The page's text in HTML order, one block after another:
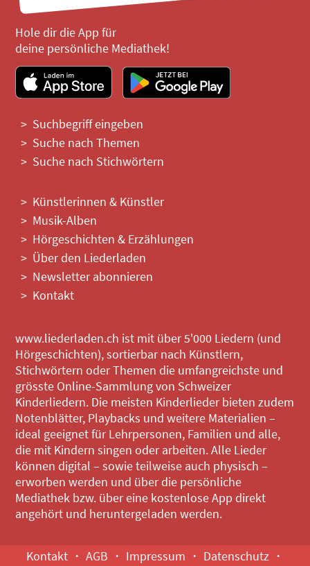
Hole dir die App für
deine persönliche Mediathek!
Suchbegriff eingeben
Suche nach Themen
Suche nach Stichwörtern
Künstlerinnen & Künstler
Musik-Alben
Hörgeschichten & Erzählungen
Über den Liederladen
Newsletter abonnieren
Kontakt
www.liederladen.ch ist mit über 5'000 Liedern (und
Hörgeschichten), sortierbar nach Künstlern,
Stichwörtern oder Themen die umfangreichste und
grösste Online-Sammlung von Schweizer
Kinderliedern. Die meisten Kinderlieder bieten zudem
Notenblätter, Playbacks und weitere Materialien –
ideal geeignet für Lehrpersonen, Familien und alle,
die mit Kindern singen oder arbeiten. Alle Lieder
können digital – sowie teilweise auch physisch –
erworben werden und über die persönliche
Mediathek bzw. über eine kostenlose App direkt
angehört und heruntergeladen werden.
Kontakt AGB Impressum
Datenschutz